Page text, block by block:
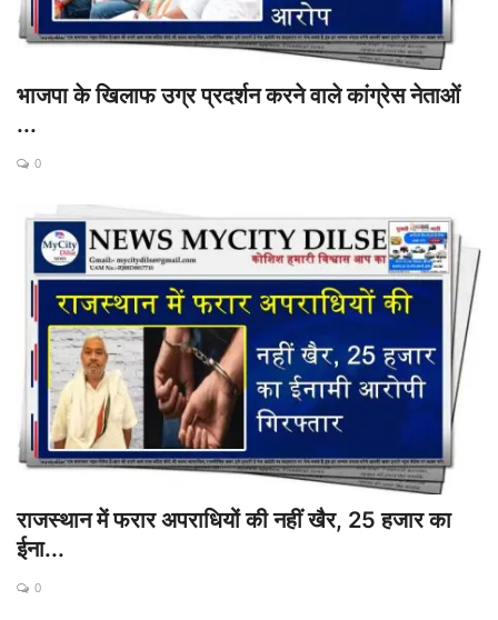
भाजपा के खिलाफ उग्र प्रदर्शन करने वाले कांग्रेस नेताओं
...
0
राजस्थान में फरार अपराधियों की नहीं खैर, 25 हजार का
ईना...
0